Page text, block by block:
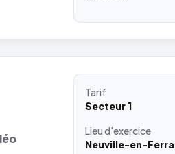
Tarif
Secteur 1
Lieud'exercice
Neuville-en-